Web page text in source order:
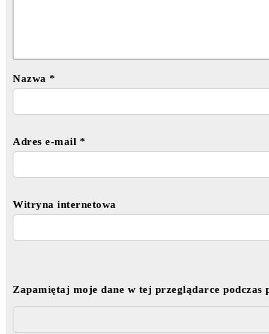
Nazwa *
Adres e-mail *
Witryna internetowa
Zapamiętaj moje dane w tej przeglądarce podczas